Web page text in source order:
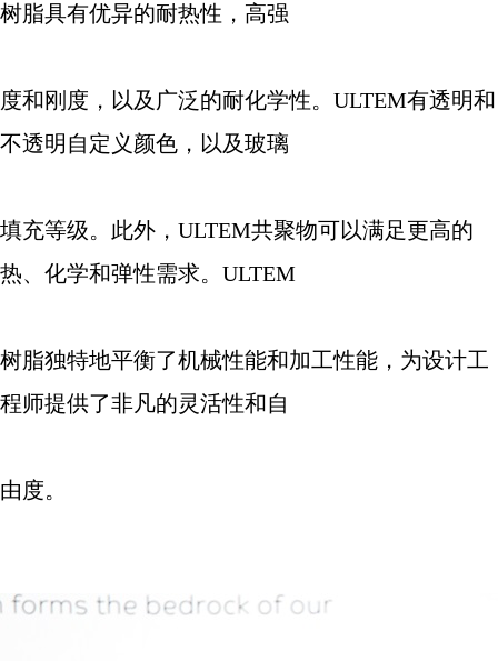
树脂具有优异的耐热性，高强
度和刚度，以及广泛的耐化学性。 ULTEM有透明和
不透明自定义颜色，以及玻璃
填充等级。此外， ULTEM共聚物可以满足更高的
热、化学和弹性需求。 ULTEM
树脂独特地平衡了机械性能和加工性能，为设计工
程师提供了非凡的灵活性和自
由度。